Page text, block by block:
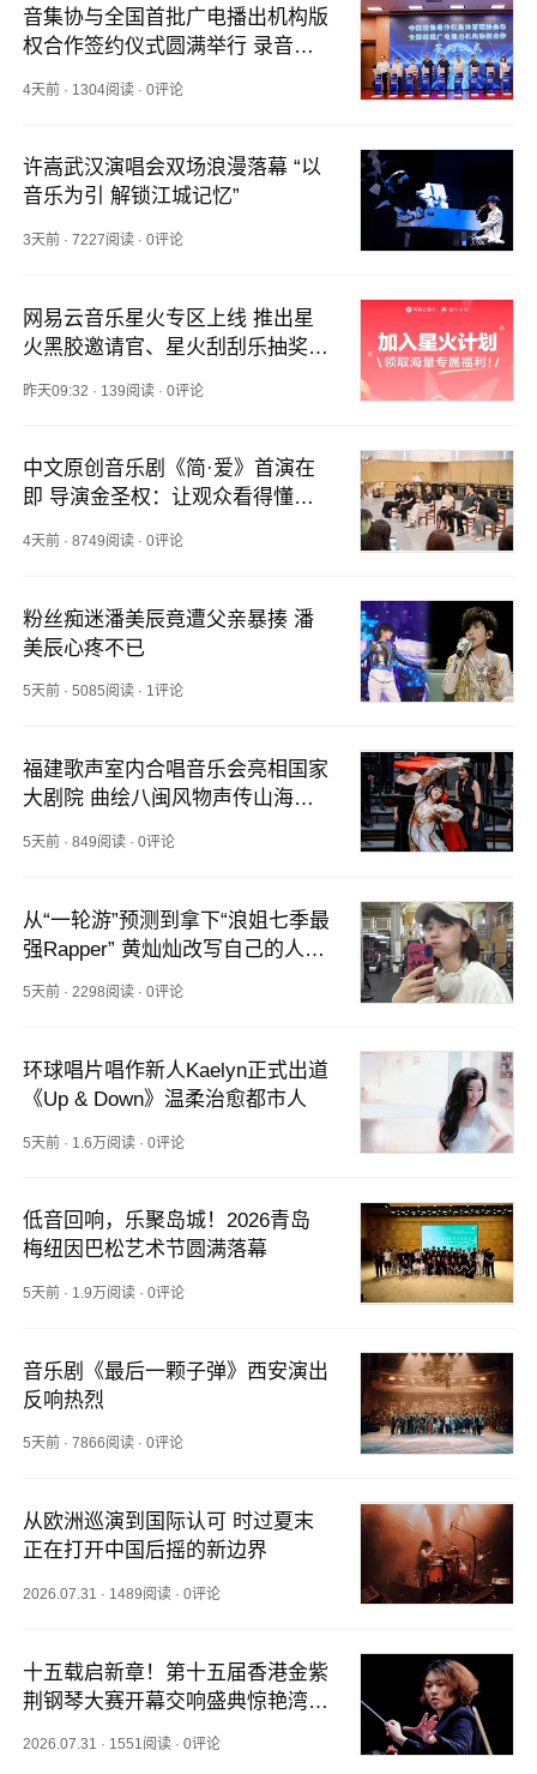
音集协与全国首批广电播出机构版
权合作签约仪式圆满举行 录音制
4天前 · 1304阅读 ·0评论
许嵩武汉演唱会双场浪漫落幕 “以
音乐为引 解锁江城记忆”
3天前 ·7227阅读 ·0评论
网易云音乐星火专区上线 推出星
火黑胶邀请官、星火刮刮乐抽奖等
昨天09:32 · 139阅读 ·0评论
中文原创音乐剧《简·爱》首演在
即 导演金圣权：让观众看得懂经
4天前 ·8749阅读 ·0评论
粉丝痴迷潘美辰竟遭父亲暴揍 潘
美辰心疼不已
5天前 ·5085阅读 · 1评论
福建歌声室内合唱音乐会亮相国家
大剧院 曲绘八闽风物声传山海韵
5天前 ·849阅读 ·0评论
从“一轮游”预测到拿下“浪姐七季最
强Rapper” 黄灿灿改写自己的人生
5天前 ·2298阅读 ·0评论
环球唱片唱作新人Kaelyn正式出道
《Up & Down》温柔治愈都市人
5天前 · 1.6万阅读 ·0评论
低音回响，乐聚岛城！2026青岛
梅纽因巴松艺术节圆满落幕
5天前 · 1.9万阅读 ·0评论
音乐剧《最后一颗子弹》西安演出
反响热烈
5天前 ·7866阅读 ·0评论
从欧洲巡演到国际认可 时过夏末
正在打开中国后摇的新边界
2026.07.31 · 1489阅读 ·0评论
十五载启新章！第十五届香港金紫
荆钢琴大赛开幕交响盛典惊艳湾
2026.07.31 · 1551阅读 ·0评论